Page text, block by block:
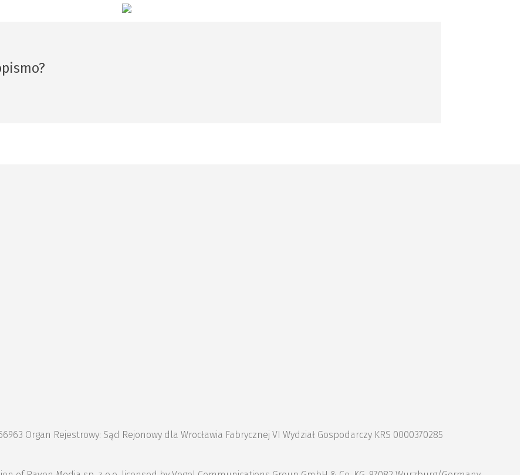
Organ Rejestrowy: Sąd Rejonowy dla Wrocławia Fabrycznej VI Wydział Gospodarczy KRS 0000370285